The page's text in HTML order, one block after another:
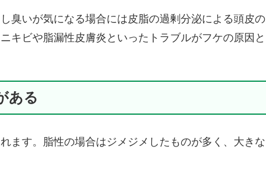
臭いが気になる場合には皮脂の過剰分泌による頭皮の
キビや脂漏性皮膚炎といったトラブルがフケの原因と
ある
ます。脂性の場合はジメジメしたものが多く、大きな